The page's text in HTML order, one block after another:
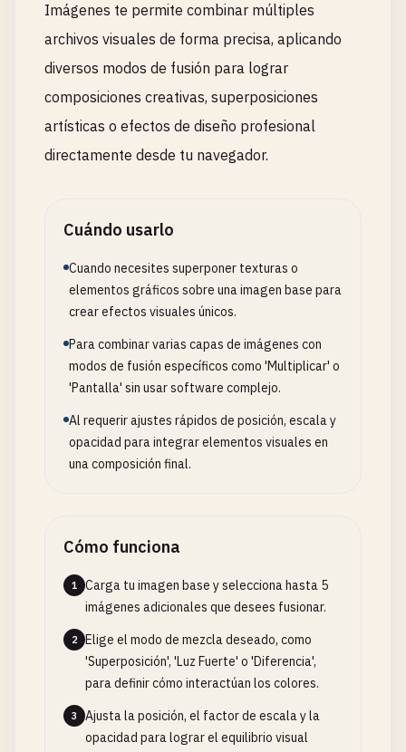
Imágenes te permite combinar múltiples
archivos visuales de forma precisa, aplicando
diversos modos de fusión para lograr
composiciones creativas, superposiciones
artísticas o efectos de diseño profesional
directamente desde tu navegador.
Cuándo usarlo
Cuando necesites superponer texturas o
elementos gráficos sobre una imagen base para
crear efectos visuales únicos.
Para combinar varias capas de imágenes con
modos de fusión específicos como 'Multiplicar' o
'Pantalla' sin usar software complejo.
Al requerir ajustes rápidos de posición, escala y
opacidad para integrar elementos visuales en
una composición final.
Cómo funciona
1
Carga tu imagen base y selecciona hasta 5
imágenes adicionales que desees fusionar.
2
Elige el modo de mezcla deseado, como
'Superposición', 'Luz Fuerte' o 'Diferencia',
para definir cómo interactúan los colores.
3
Ajusta la posición, el factor de escala y la
opacidad para lograr el equilibrio visual